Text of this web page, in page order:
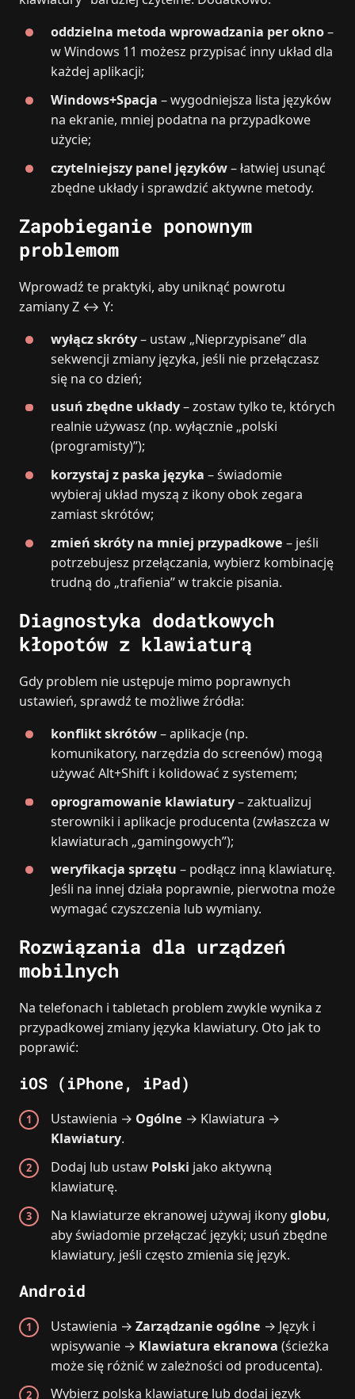
oddzielna metoda wprowadzania per okno–
w Windows 11 możesz przypisać inny układ dla
każdej aplikacji;
Windows+Spacja – wygodniejsza lista języków
na ekranie, mniej podatna na przypadkowe
użycie;
czytelniejszy panel języków– łatwiej usunąć
zbędne układy i sprawdzić aktywne metody.
Zapobieganie ponownym
problemom
Wprowadź te praktyki, aby uniknąć powrotu
zamiany Z ↔ Y:
wyłącz skróty– ustaw „Nieprzypisane” dla
sekwencji zmiany języka, jeśli nie przełączasz
się na co dzień;
usuń zbędne układy– zostaw tylko te, których
realnie używasz (np. wyłącznie „polski
(programisty)”);
korzystaj z paska języka – świadomie
wybieraj układ myszą z ikony obok zegara
zamiast skrótów;
zmień skróty na mniej przypadkowe – jeśli
potrzebujesz przełączania, wybierz kombinację
trudną do „trafienia” w trakcie pisania.
Diagnostyka dodatkowych
kłopotów z klawiaturą
Gdy problem nie ustępuje mimo poprawnych
ustawień, sprawdź te możliwe źródła:
konflikt skrótów– aplikacje (np.
komunikatory, narzędzia do screenów) mogą
używać Alt+Shift i kolidować z systemem;
oprogramowanie klawiatury– zaktualizuj
sterowniki i aplikacje producenta (zwłaszcza w
klawiaturach „gamingowych”);
weryfikacja sprzętu – podłącz inną klawiaturę.
Jeśli na innej działa poprawnie, pierwotna może
wymagać czyszczenia lub wymiany.
Rozwiązania dla urządzeń
mobilnych
Na telefonach i tabletach problem zwykle wynika z
przypadkowej zmiany języka klawiatury. Oto jak to
poprawić:
iOS (iPhone, iPad)
Ustawienia → Ogólne → Klawiatura →
Klawiatury.
Dodaj lub ustaw Polski jako aktywną
klawiaturę.
Na klawiaturze ekranowej używaj ikonyglobu,
aby świadomie przełączać języki; usuń zbędne
klawiatury, jeśli często zmienia się język.
Android
Ustawienia →Zarządzanie ogólne → Język i
wpisywanie → Klawiatura ekranowa (ścieżka
może się różnić w zależności od producenta).
Wybierz polską klawiaturę lub dodaj język